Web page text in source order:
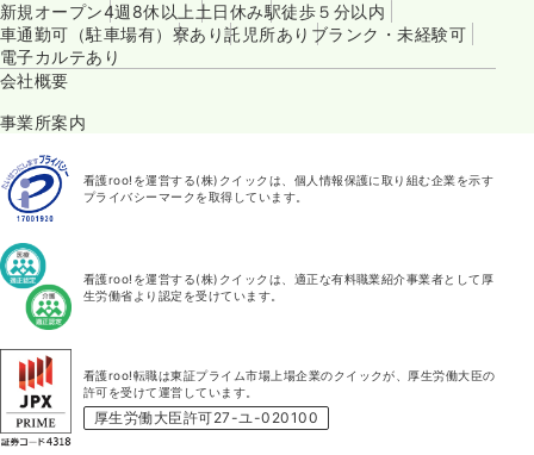
新規オープン4週8休以上 土日休み駅徒歩５分以内
車通勤可（駐車場有） 寮あり託児所あり ブランク・未経験可
電子カルテあり
会社概要
事業所案内
看護roo!を運営する(株)クイックは、個人情報保護に取り組む企業を示す
プライバシーマークを取得しています。
看護roo!を運営する(株)クイックは、適正な有料職業紹介事業者として厚
生労働省より認定を受けています。
看護roo!転職は東証プライム市場上場企業のクイックが、厚生労働大臣の
許可を受けて運営しています。
厚生労働大臣許可27-ユ-020100